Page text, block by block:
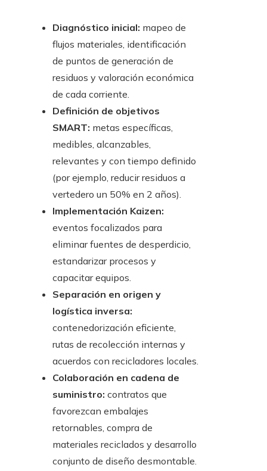
Diagnóstico inicial: mapeo de
flujos materiales, identificación
de puntos de generación de
residuos y valoración económica
de cada corriente.
Definición de objetivos
SMART: metas específicas,
medibles, alcanzables,
relevantes y con tiempo definido
(por ejemplo, reducir residuos a
vertedero un 50% en 2 años).
Implementación Kaizen:
eventos focalizados para
eliminar fuentes de desperdicio,
estandarizar procesos y
capacitar equipos.
Separación en origen y
logística inversa:
contenedorización eficiente,
rutas de recolección internas y
acuerdos con recicladores locales.
Colaboración en cadena de
suministro: contratos que
favorezcan embalajes
retornables, compra de
materiales reciclados y desarrollo
conjunto de diseño desmontable.